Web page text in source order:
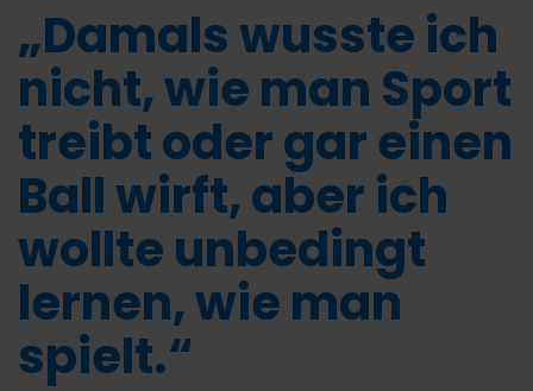
„Damals wusste ich
nicht, wie man Sport
treibt oder gar einen
Ball wirft, aber ich
wollte unbedingt
lernen, wie man
spielt.“